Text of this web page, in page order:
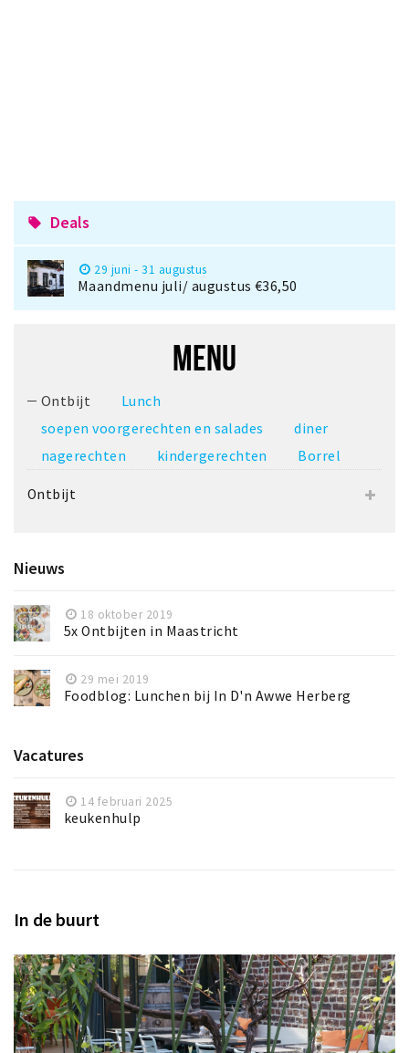
local_offer Deals
29 juni - 31 augustus
Maandmenu juli/ augustus €36,50
MENU
Ontbijt
Lunch
soepen voorgerechten en salades
diner
nagerechten
kindergerechten Borrel
Ontbijt
Nieuws
18 oktober 2019
5x Ontbijten in Maastricht
29 mei 2019
Foodblog: Lunchen bij In D'n Awwe Herberg
Vacatures
14 februari 2025
keukenhulp
In de buurt